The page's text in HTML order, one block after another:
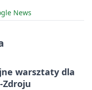
News
warsztaty dla
Zdroju